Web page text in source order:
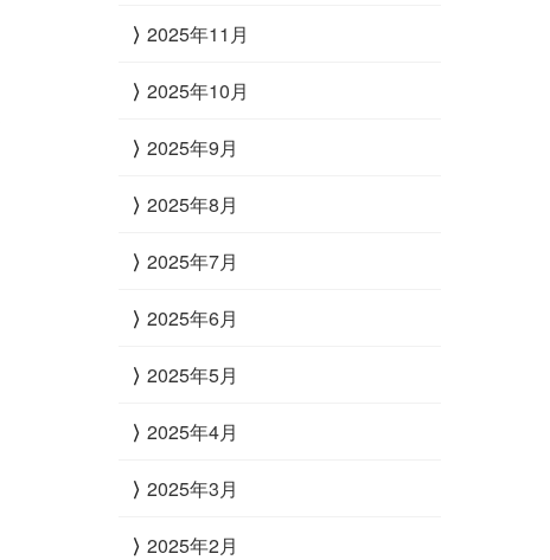
2025年11月
2025年10月
2025年9月
2025年8月
2025年7月
2025年6月
2025年5月
2025年4月
2025年3月
2025年2月